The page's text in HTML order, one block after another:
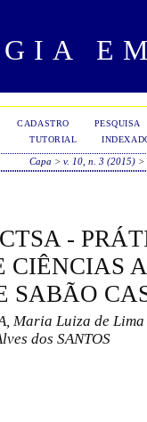
CADASTRO
PESQUISA
TUTORIAL
Capa > v. 10, n. 3 (2015)>
-
CIÊNCIAS
SABÃO
Maria Luiza de
dos SANTOS